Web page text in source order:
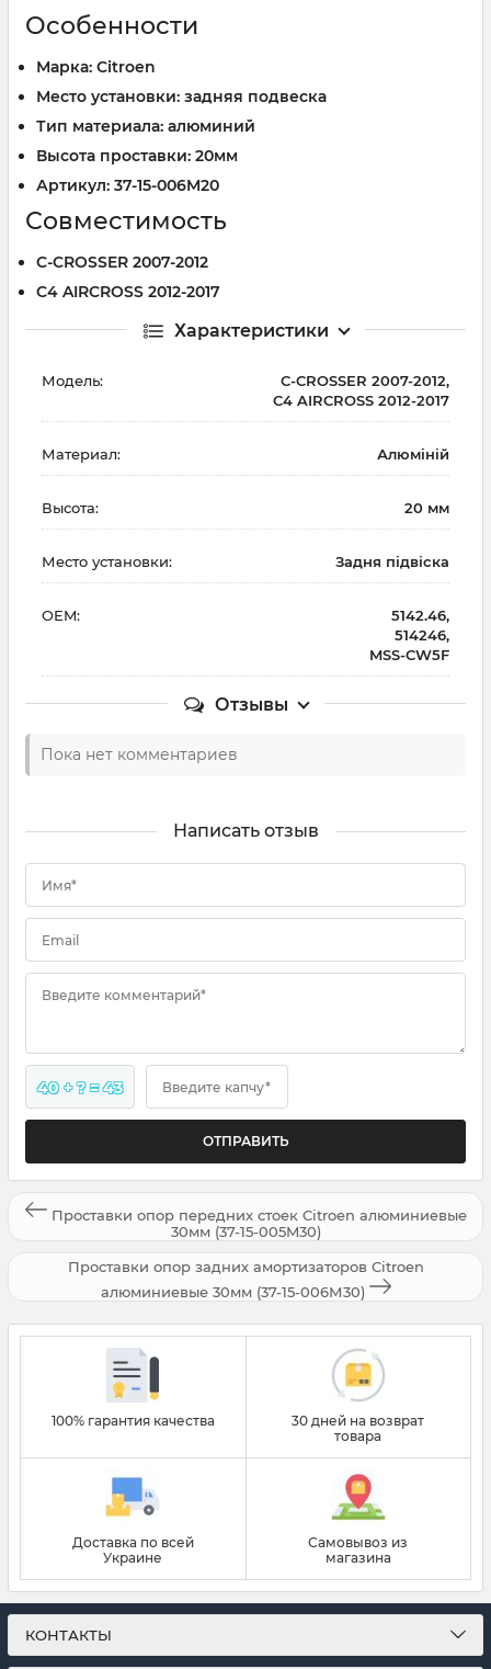
Особенности
Марка: Citroen
Место установки: задняя подвеска
Тип материала: алюминий
Высота проставки: 20мм
Артикул: 37-15-006M20
Совместимость
C-CROSSER 2007-2012
C4 AIRCROSS 2012-2017
Характеристики
Модель:
C-CROSSER 2007-2012,
C4 AIRCROSS 2012-2017
Материал: Алюміній
Высота: 20 мм
Место установки: Задня підвіска
OEM:
5142.46,
514246,
MSS-CW5F
Отзывы
Пока нет комментариев
Написать отзыв
Имя*
Email
Введите комментарий*
40 + ? = 43 Введите капчу*
Проставки опор передних стоек Citroen алюминиевые
30мм (37-15-005M30)
Проставки опор задних амортизаторов Citroen
алюминиевые 30мм (37-15-006М30)
100% гарантия качества
30 дней на возврат
товара
Доставка по всей
Украине
Самовывоз из
магазина
КОНТАКТЫ